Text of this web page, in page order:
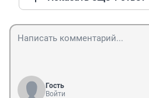
Гость
Войти